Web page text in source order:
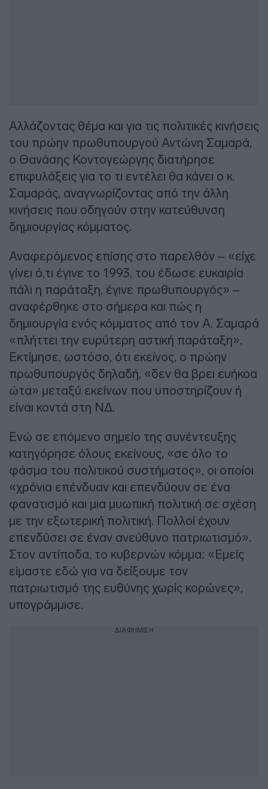
Αλλάζοντας θέμα και για τις πολιτικές κινήσεις
του πρώην πρωθυπουργού Αντώνη Σαμαρά,
ο Θανάσης Κοντογεώργης διατήρησε
επιφυλάξεις για το τι εντέλει θα κάνει ο κ.
Σαμαράς, αναγνωρίζοντας από την άλλη
κινήσεις που οδηγούν στην κατεύθυνση
δημιουργίας κόμματος.
Αναφερόμενος επίσης στο παρελθόν – «είχε
γίνει ό,τι έγινε το 1993, του έδωσε ευκαιρία
πάλι η παράταξη, έγινε πρωθυπουργός» –
αναφέρθηκε στο σήμερα και πώς η
δημιουργία ενός κόμματος από τον Α. Σαμαρά
«πλήττει την ευρύτερη αστική παράταξη».
Εκτίμησε, ωστόσο, ότι εκείνος, ο πρώην
πρωθυπουργός δηλαδή, «δεν θα βρει ευήκοα
ώτα» μεταξύ εκείνων που υποστηρίζουν ή
είναι κοντά στη ΝΔ.
Ενώ σε επόμενο σημείο της συνέντευξης
κατηγόρησε όλους εκείνους, «σε όλο το
φάσμα του πολιτικού συστήματος», οι οποίοι
«χρόνια επένδυαν και επενδύουν σε ένα
φανατισμό και μια μυωπική πολιτική σε σχέση
με την εξωτερική πολιτική. Πολλοί έχουν
επενδύσει σε έναν ανεύθυνο πατριωτισμό».
Στον αντίποδα, το κυβερνών κόμμα: «Εμείς
είμαστε εδώ για να δείξουμε τον
πατριωτισμό της ευθύνης χωρίς κορώνες»,
υπογράμμισε.
ΔΙΑΦΗΜΙΣΗ